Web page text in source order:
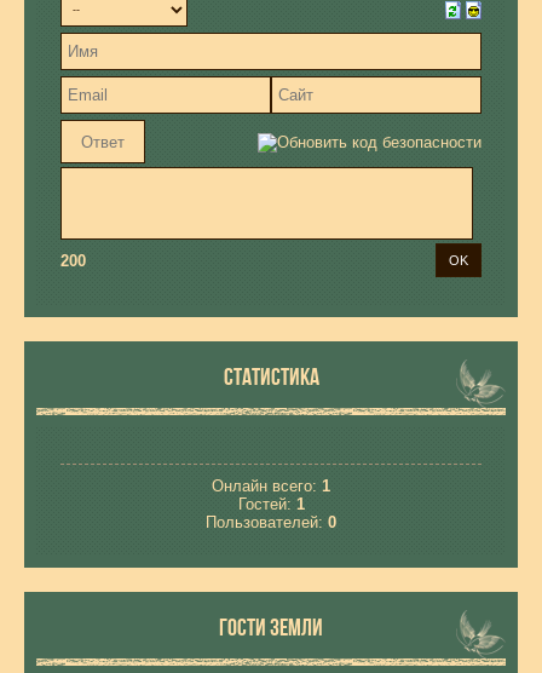
200
СТАТИСТИКА
Онлайн всего: 1
Гостей: 1
Пользователей: 0
ГОСТИ ЗЕМЛИ